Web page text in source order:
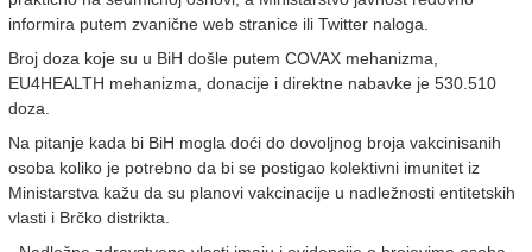
informira putem zvanične web stranice ili Twitter naloga.
Broj doza koje su u BiH došle putem COVAX mehanizma,
EU4HEALTH mehanizma, donacije i direktne nabavke je 530.510
doza.
Na pitanje kada bi BiH mogla doći do dovoljnog broja vakcinisanih
osoba koliko je potrebno da bi se postigao kolektivni imunitet iz
Ministarstva kažu da su planovi vakcinacije u nadležnosti entitetskih
vlasti i Brčko distrikta.